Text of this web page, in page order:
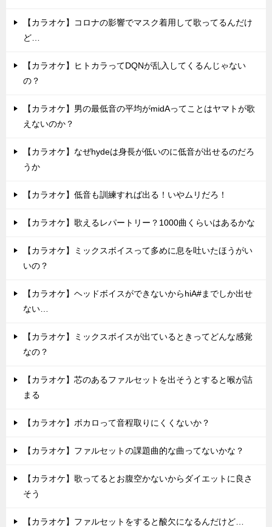
【カラオケ】コロナの影響でマスク着用して歌ってるんだけ
ど…
【カラオケ】ヒトカラってDQNが乱入してくるんじゃない
の？
【カラオケ】男の最低音の平均がmidAってことはヤマトが歌
えないのか？
【カラオケ】なぜhydeは身長が低いのに低音が出せるのだろ
うか
【カラオケ】低音も訓練すれば出る！いやムリだろ！
【カラオケ】歌えるレパートリー？1000曲くらいはあるかな
【カラオケ】ミックスボイスって多めに息を吐いたほうがい
いの？
【カラオケ】ヘッドボイスができないからhiA#までしか出せ
ない…
【カラオケ】ミックスボイスが出ているときってどんな感覚
なの？
【カラオケ】芯のあるファルセットを出そうとすると喉が詰
まる
【カラオケ】ボカロって音程取りにくくないか？
【カラオケ】ファルセットの課題曲的な曲ってないかな？
【カラオケ】歌ってるとお腹空かないからダイエットに良さ
そう
【カラオケ】ファルセットをすると酸欠になるんだけど…